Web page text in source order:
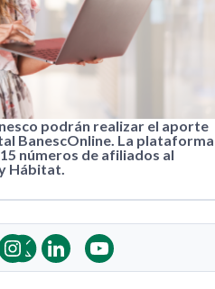
podrán realizar el aporte
BanescOnline. La plataforma
números de afiliados al
Hábitat.